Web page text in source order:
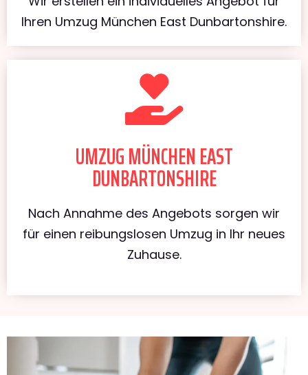
Ihren Umzug München East Dunbartonshire.
UMZUG MÜNCHEN EAST
DUNBARTONSHIRE
Nach Annahme des Angebots sorgen wir
für einen reibungslosen Umzug in Ihr neues
Zuhause.